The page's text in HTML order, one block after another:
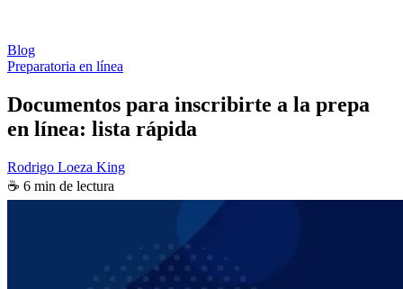
Blog
Preparatoria en línea
Documentos para inscribirte a la prepa
en línea: lista rápida
Rodrigo Loeza King
☕ 6 min de lectura